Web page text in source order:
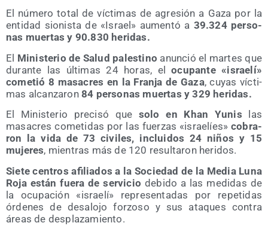
El núme­ro total de víc­ti­mas de agre­sión a Gaza por la
enti­dad sio­nis­ta de «Israel» aumen­tó a 39.324 per­so­
nas muer­tas y 90.830 heridas.
El Minis­te­rio de Salud pales­tino anun­ció el mar­tes que
duran­te las últi­mas 24 horas, elocu­pan­te «israe­lí»
come­tió 8 masa­cres en la Fran­ja de Gaza, cuyas víc­ti­
mas alcan­za­ron 84 per­so­nas muer­tas y 329 heridas.
El Minis­te­rio pre­ci­só que solo en Khan Yunis las
masa­cres come­ti­das por las fuer­zas «israe­líes» cobra­
ron la vida de 73 civi­les, inclui­dos 24 niños y 15
muje­res, mien­tras más de 120 resul­ta­ron heridos.
Sie­te cen­tros afi­lia­dos a la Socie­dad de la Media Luna
Roja están fue­ra de ser­vi­cio debi­do a las medi­das de
la ocu­pa­ción «israe­lí» repre­sen­ta­das por repe­ti­das
órde­nes de des­alo­jo for­zo­so y sus ata­ques con­tra
áreas de desplazamiento.